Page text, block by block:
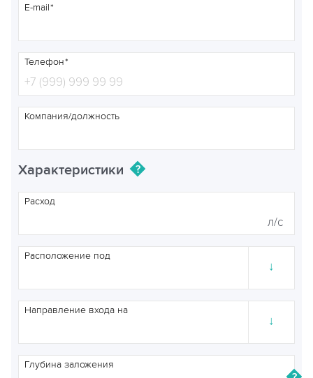
E-mail
Телефон
Компания/должность
Характеристики
Расход
л/с
↓
Расположение под
↓
Направление входа на
Глубина заложения